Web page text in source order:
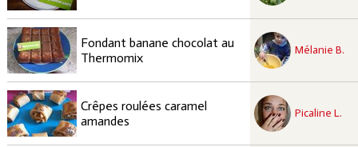
Fondant banane chocolat au
Thermomix
Mélanie B.
recette à tester
Crêpes roulées caramel
amandes
Picaline L.
recette à tester